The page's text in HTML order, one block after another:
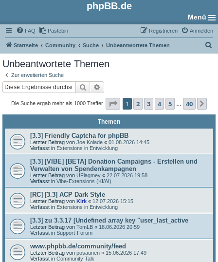
phpBB.de
Menü
FAQ Pastebin Anmelden
Registrieren
Startseite Community Suche Unbeantwortete Themen
Unbeantwortete Themen
Zur erweiterten Suche
Suche
Die Suche ergab mehr als 1000 Treffer Seite 1von 40
1 2 3 4 5 40
Themen
[3.3] Friendly Captcha for phpBB
Letzter Beitrag von Joe Kolade « 01.08.2026 14:45
Verfasst in Extensions in Entwicklung
[3.3] [VIBE] [BETA] Donation Campaigns - Erstellen und
Verwalten von Spendenkampagnen
Letzter Beitrag von UFlagmey « 22.07.2026 19:58
Verfasst in Vibe-Extensions (KI/AI)
[RC] [3.3] ACP Dark Style
Letzter Beitrag von Kirk « 12.07.2026 15:15
Verfasst in Extensions in Entwicklung
[3.3] zu 3.3.17 [Undefined array key "user_last_active
Letzter Beitrag von TomLB « 18.06.2026 20:59
Verfasst in Support-Forum
www.phpbb.de/community/feed
Letzter Beitrag von posaunen « 15.06.2026 17:49
Verfasst in Community Talk